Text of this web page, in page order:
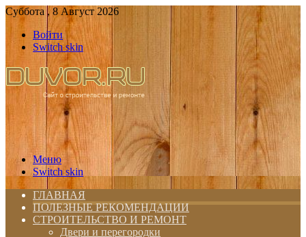
Суббота , 8 Август 2026
Войти
Switch skin
Меню
Switch skin
ГЛАВНАЯ
ПОЛЕЗНЫЕ РЕКОМЕНДАЦИИ
СТРОИТЕЛЬСТВО И РЕМОНТ
Двери и перегородки